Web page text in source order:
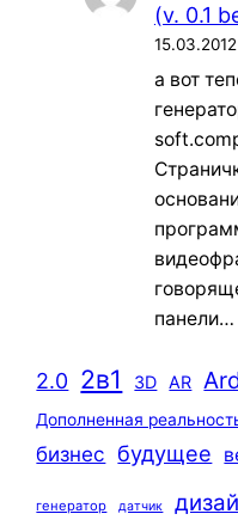
(v. 0.1
15.03.2012
а вот
панели…
2.0 2в1 3D AR
Дополненная
бизнес будущее
генератор датчик